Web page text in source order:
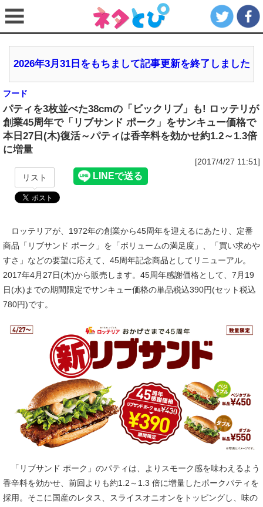
2026年3月31日をもちまして記事更新を終了しました
フード
パティを3枚並べた38cmの「ビックリブ」も! ロッテリが
創業45周年で「リブサンド ポーク」をサンキュー価格で
本日27日(木)復活～パティは香辛料を効かせ約1.2～1.3倍
に増量
[2017/4/27 11:51]
リスト
ロッテリアが、1972年の創業から45周年を迎えるにあたり、定番
商品「リブサンド ポーク」を「ボリュームの満足度」、「買い求めや
すさ」などの要望に応えて、45周年記念商品としてリニューアル。
2017年4月27日(木)から販売します。45周年感謝価格として、7月19
日(水)までの期間限定でサンキュー価格の単品税込390円(セット税込
780円)です。
「リブサンド ポーク」のパティは、よりスモーク感を味わえるよう
香辛料を効かせ、前回よりも約1.2～1.3 倍に増量したポークパティを
採用。そこに国産のレタス、スライスオニオンをトッピングし、味の